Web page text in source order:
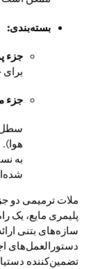
بسته‌بندی:
جزء
جزء
به
پلیمری مایع، یک
سازه‌های بتنی
دستورالعمل‌های
تضمین‌کننده